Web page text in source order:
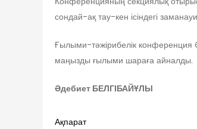
сондай-ақ тау-кен ісіндегі
Ғылыми-тәжірибелік конференция
маңызды ғылыми шараға айналды.
Әдебиет БЕЛГІБАЙҰЛЫ
Ақпарат